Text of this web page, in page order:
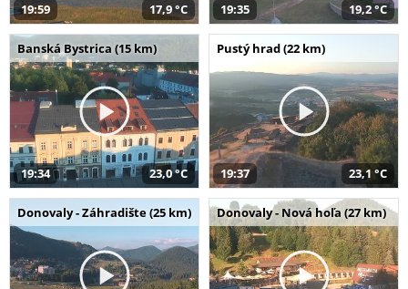
19:59 17,9 °C 19:35 19,2 °C
Banská Bystrica (15 km)
19:34 23,0 °C
Pustý hrad (22 km)
19:37 23,1 °C
Donovaly - Záhradište (25 km) Donovaly - Nová hoľa (27 km)